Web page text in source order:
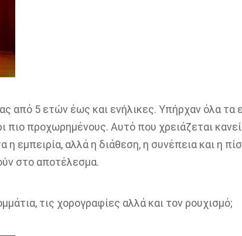
από 5 ετών έως και ενήλικες. Υπήρχαν όλα τα
πιο προχωρημένους. Αυτό που χρειάζεται
η εμπειρία, αλλά η διάθεση, η συνέπεια και η
στο αποτέλεσμα.
τις χορογραφίες αλλά και τον ρουχισμό;